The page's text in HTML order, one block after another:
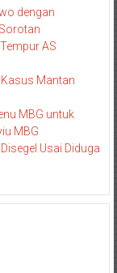
dengan
AS
Mantan
MBG untuk
MBG
Usai Diduga